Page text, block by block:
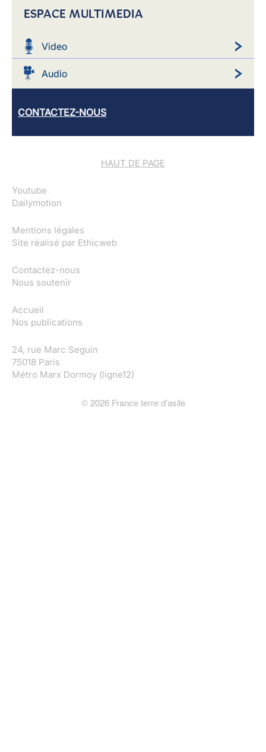
ESPACE MULTIMEDIA
Video
Audio
CONTACTEZ-NOUS
HAUT DE PAGE
Youtube
Dailymotion
Mentions légales
Site réalisé par Ethicweb
Contactez-nous
Nous soutenir
Accueil
Nos publications
24, rue Marc Seguin
75018 Paris
Métro Marx Dormoy (ligne12)
©2026France terre d'asile